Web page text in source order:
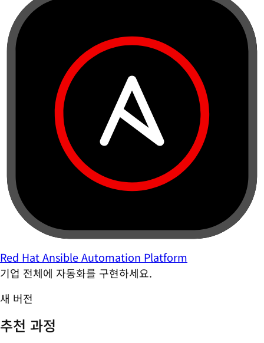
Red Hat Ansible Automation Platform
기업 전체에 자동화를 구현하세요.
새 버전
추천 과정